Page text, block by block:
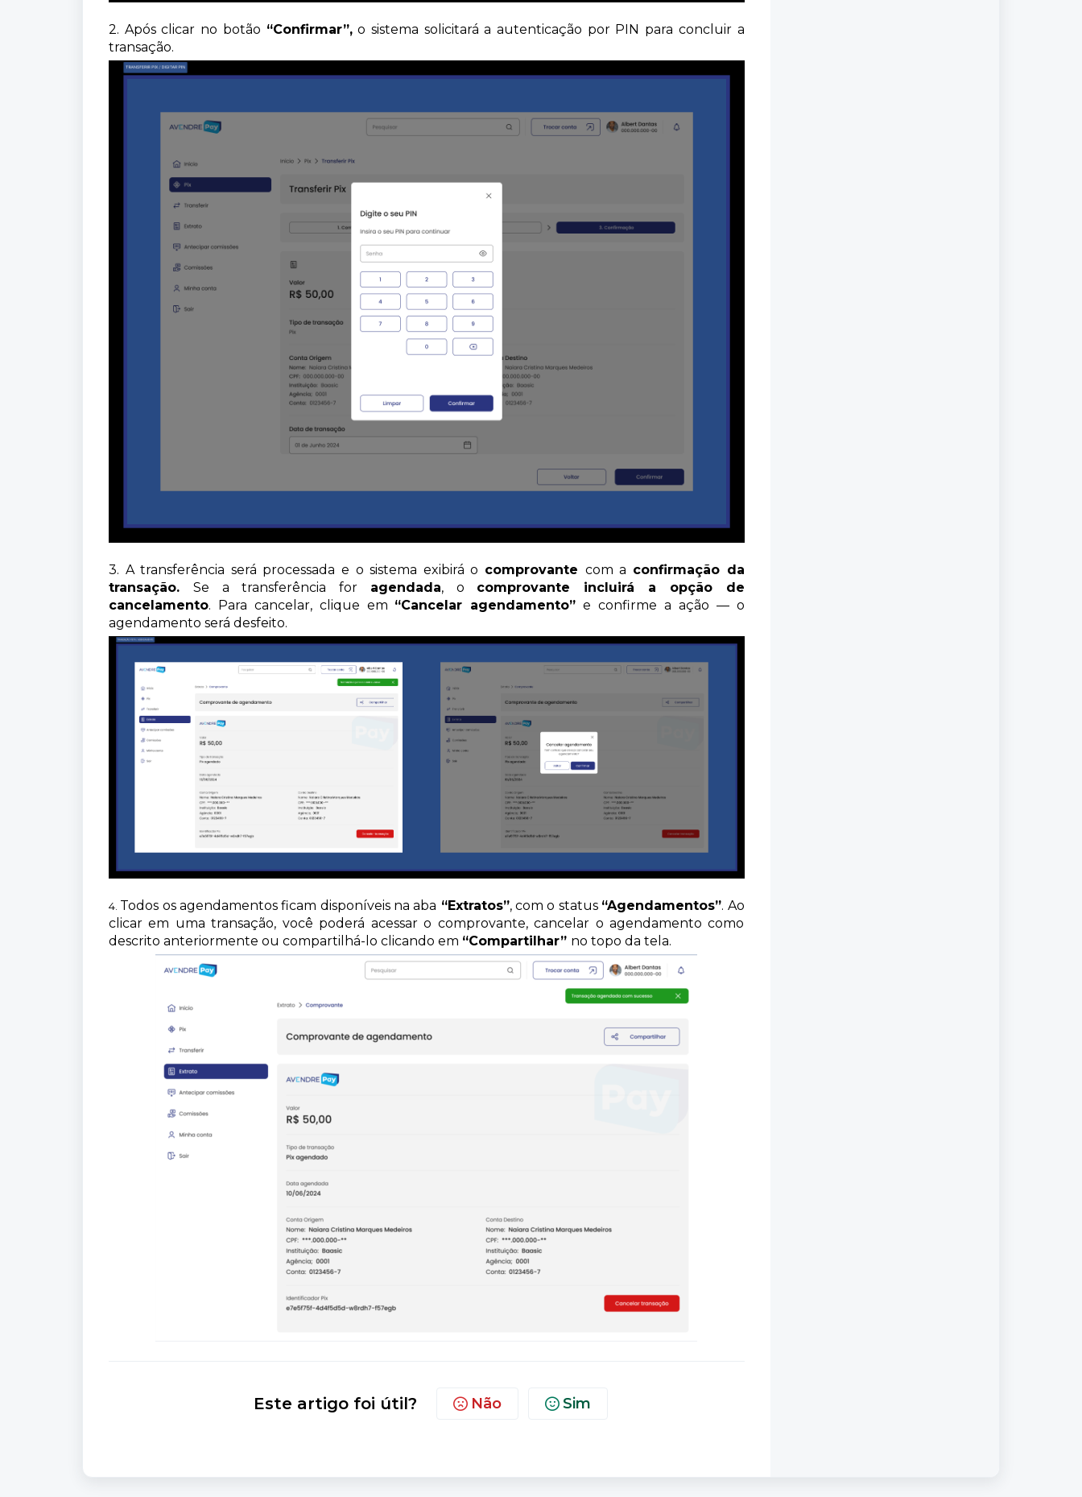
2. Após clicar no botão “Confirmar”,o sistema solicitará a autenticação por PIN para concluir a
transação.
3. A transferência será processada e o sistema exibirá o comprovante com a confirmação da
transação. Se a transferência for agendada, o comprovante incluirá a opção de
cancelamento. Para cancelar, clique em “Cancelar agendamento” e confirme a ação — o
agendamento será desfeito.
4. Todos os agendamentos ficam disponíveis na aba “Extratos”, com o status “Agendamentos”. Ao
clicar em uma transação, você poderá acessar o comprovante, cancelar o agendamento como
descrito anteriormente ou compartilhá-lo clicando em “Compartilhar” no topo da tela.
Este artigo foi útil? Não Sim